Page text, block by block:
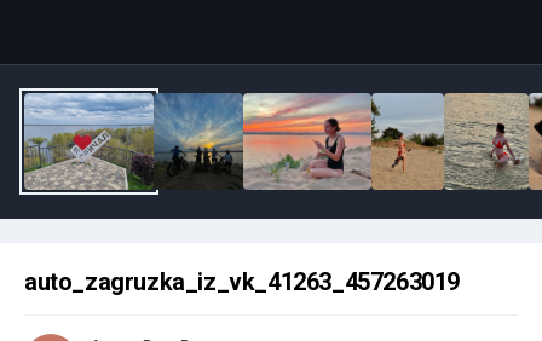
auto_zagruzka_iz_vk_41263_457263019